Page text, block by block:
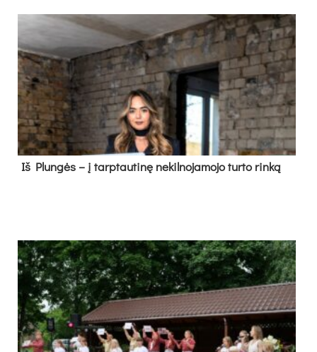
Iš Plungės – į tarptautinę nekilnojamojo turto rinką